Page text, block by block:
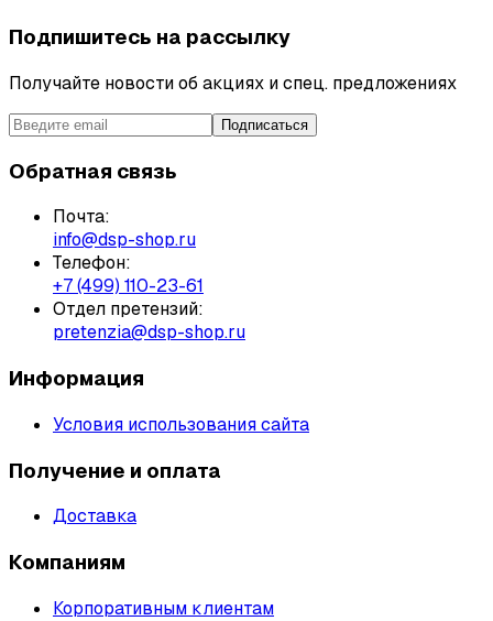
Подпишитесь на рассылку
Получайте новости об акциях и спец. предложениях
Подписаться
Обратная связь
Почта:
info@dsp-shop.ru
Телефон:
+7 (499) 110-23-61
Отдел претензий:
pretenzia@dsp-shop.ru
Информация
Условия использования сайта
Получение и оплата
Доставка
Компаниям
Корпоративным клиентам